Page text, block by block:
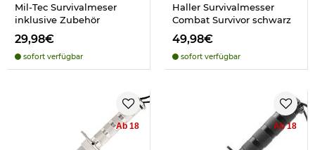
Mil-Tec Survivalmeser
inklusive Zubehör
29,98€
sofort verfügbar
Haller Survivalmesser
Combat Survivor schwarz
49,98€
sofort verfügbar
Ab 18 Ab 18